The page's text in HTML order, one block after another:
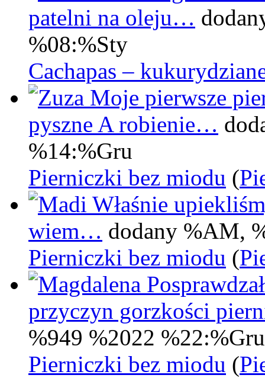
patelni na oleju…
%08:%Sty
Cachapas –
Moje pierwsze
pyszne A robienie…
%14:%Gru
Pierniczki bez miodu (
Właśnie
wiem… dodany %AM,
Pierniczki bez miodu (
przyczyn gorzkości
%949 %2022 %22:%Gru
Pierniczki bez miodu (